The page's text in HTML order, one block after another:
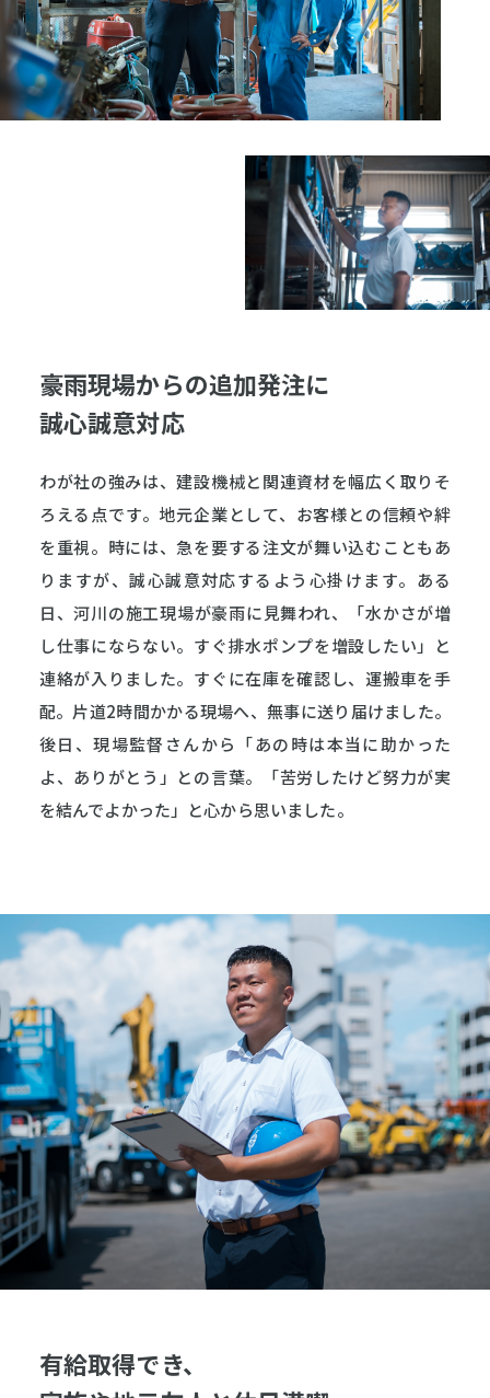
豪雨現場からの追加発注に
誠心誠意対応
わが社の強みは、建設機械と関連資材を幅広く取りそ
ろえる点です。地元企業として、お客様との信頼や絆
を重視。時には、急を要する注文が舞い込むこともあ
りますが、誠心誠意対応するよう心掛けます。ある
日、河川の施工現場が豪雨に見舞われ、「水かさが増
し仕事にならない。すぐ排水ポンプを増設したい」と
連絡が入りました。すぐに在庫を確認し、運搬車を手
配。片道2時間かかる現場へ、無事に送り届けました。
後日、現場監督さんから「あの時は本当に助かった
よ、ありがとう」との言葉。「苦労したけど努力が実
を結んでよかった」と心から思いました。
有給取得でき、